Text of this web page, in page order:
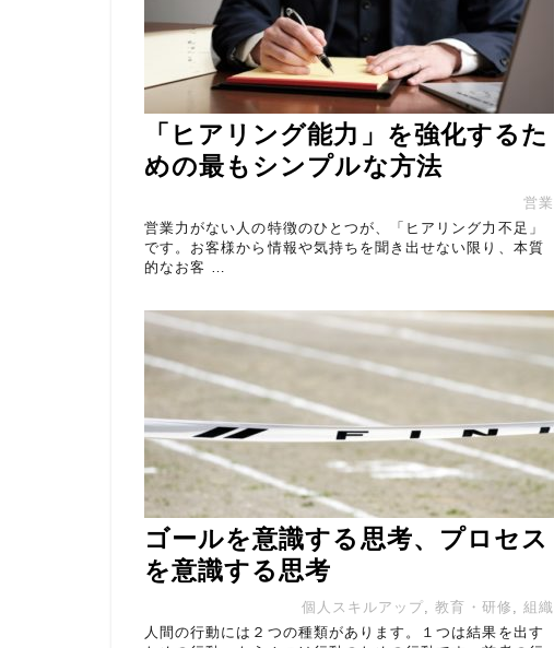
「ヒアリング能力」を強化するた
めの最もシンプルな方法
営業
営業力がない人の特徴のひとつが、「ヒアリング力不足」
です。お客様から情報や気持ちを聞き出せない限り、本質
的なお客 …
ゴールを意識する思考、プロセス
を意識する思考
個人スキルアップ,教育・研修 , 組織
人間の行動には２つの種類があります。１つは結果を出す